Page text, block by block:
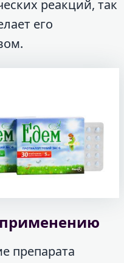
реакций, так
его
препарата